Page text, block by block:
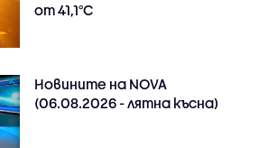
от 41,1°C
Новините на NOVA
(06.08.2026 - лятна късна)